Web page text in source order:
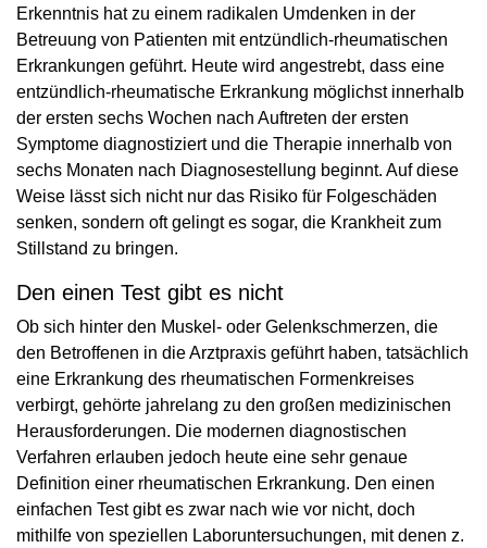
Erkenntnis hat zu einem radikalen Umdenken in der
Betreuung von Patienten mit entzündlich-rheumatischen
Erkrankungen geführt. Heute wird angestrebt, dass eine
entzündlich-rheumatische Erkrankung möglichst innerhalb
der ersten sechs Wochen nach Auftreten der ersten
Symptome diagnostiziert und die Therapie innerhalb von
sechs Monaten nach Diagnosestellung beginnt. Auf diese
Weise lässt sich nicht nur das Risiko für Folgeschäden
senken, sondern oft gelingt es sogar, die Krankheit zum
Stillstand zu bringen.
Den einen Test gibt es nicht
Ob sich hinter den Muskel- oder Gelenkschmerzen, die
den Betroffenen in die Arztpraxis geführt haben, tatsächlich
eine Erkrankung des rheumatischen Formenkreises
verbirgt, gehörte jahrelang zu den großen medizinischen
Herausforderungen. Die modernen diagnostischen
Verfahren erlauben jedoch heute eine sehr genaue
Definition einer rheumatischen Erkrankung. Den einen
einfachen Test gibt es zwar nach wie vor nicht, doch
mithilfe von speziellen Laboruntersuchungen, mit denen z.